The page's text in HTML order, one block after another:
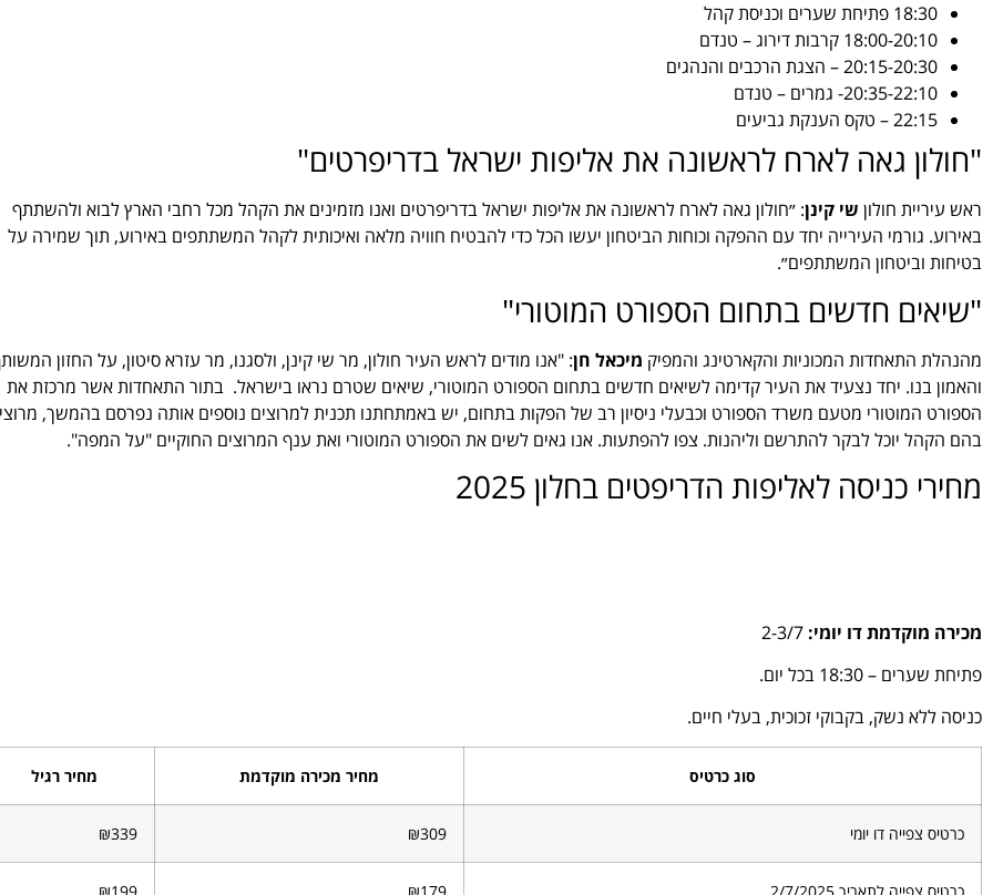
18:30 פתיחת שערים וכניסת קהל
18:00-20:10 קרבות דירוג – טנדם
20:15-20:30 – הצגת הרכבים והנהגים
20:35-22:10- גמרים – טנדם
22:15 – טקס הענקת גביעים
"חולון גאה לארח לראשונה את אליפות ישראל בדריפרטים"
ראש עיריית חולון שי קינן: ״חולון גאה לארח לראשונה את אליפות ישראל בדריפרטים ואנו מזמינים את הקהל מכל רחבי הארץ לבוא ולהשתתף
באירוע. גורמי העירייה יחד עם ההפקה וכוחות הביטחון יעשו הכל כדי להבטיח חוויה מלאה ואיכותית לקהל המשתתפים באירוע, תוך שמירה על
בטיחות וביטחון המשתתפים״.
"שיאים חדשים בתחום הספורט המוטורי"
מהנהלת התאחדות המכוניות והקארטינג והמפיק מיכאל חן: "אנו מודים לראש העיר חולון, מר שי קינן, ולסגנו, מר עזרא סיטון, על החזון
והאמון בנו. יחד נצעיד את העיר קדימה לשיאים חדשים בתחום הספורט המוטורי, שיאים שטרם נראו בישראל. בתור התאחדות אשר מרכזת את
הספורט המוטורי מטעם משרד הספורט וכבעלי ניסיון רב של הפקות בתחום, יש באמתחתנו תכנית למרוצים נוספים אותה נפרסם בהמשך,
בהם הקהל יוכל לבקר להתרשם וליהנות. צפו להפתעות. אנו גאים לשים את הספורט המוטורי ואת ענף המרוצים החוקיים "על המפה".
מחירי כניסה לאליפות הדריפטים בחלון 2025
מכירה מוקדמת דו יומי:
פתיחת שערים – 18:30 בכל יום.
כניסה ללא נשק, בקבוקי זכוכית, בעלי חיים.
סוג כרטיס מחיר מכירה מוקדמת מחיר רגיל
כרטיס צפייה דו יומי ₪309
₪339
כרטיס צפייה לתאריך 2/7/2025 ₪179
₪199